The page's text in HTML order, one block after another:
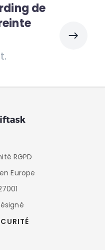
de
RGPD
Europe